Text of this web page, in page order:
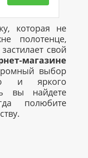
которая не
полотенце,
свой
магазине
выбор
и яркого
вы найдете
полюбите
в своем